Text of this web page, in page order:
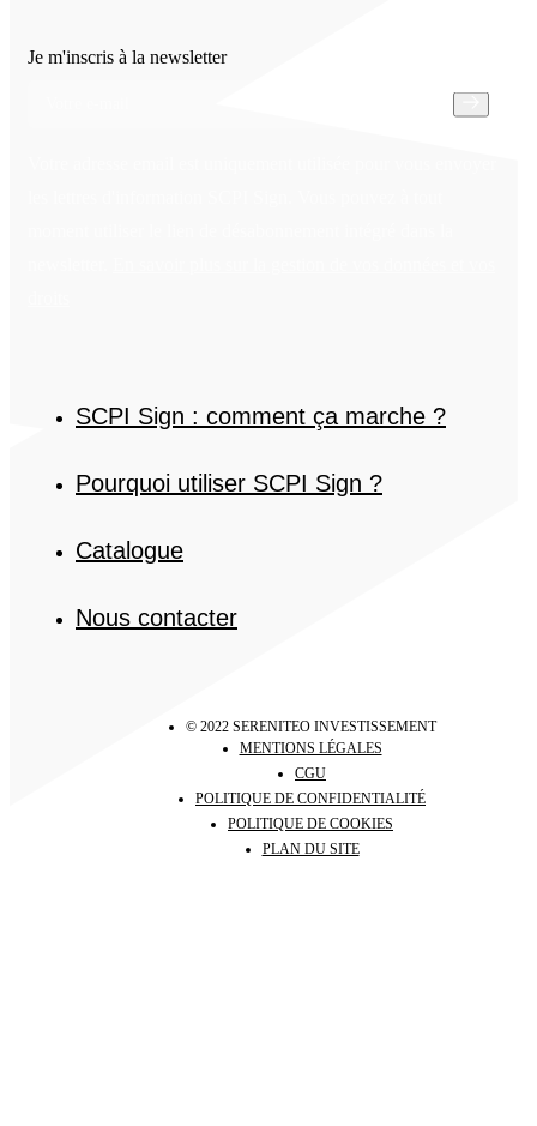
Je m'inscris à la newsletter
SCPI Sign : comment ça marche ?
Pourquoi utiliser SCPI Sign ?
Catalogue
Nous contacter
© 2022 SERENITEO INVESTISSEMENT
MENTIONS LÉGALES
CGU
POLITIQUE DE CONFIDENTIALITÉ
POLITIQUE DE COOKIES
PLAN DU SITE